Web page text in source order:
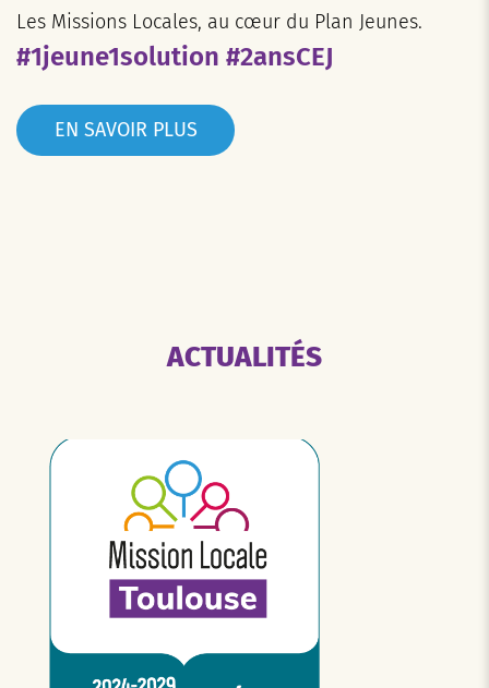
Les Missions Locales, au cœur du Plan Jeunes.
#1jeune1solution #2ansCEJ
EN SAVOIR PLUS
ACTUALITÉS